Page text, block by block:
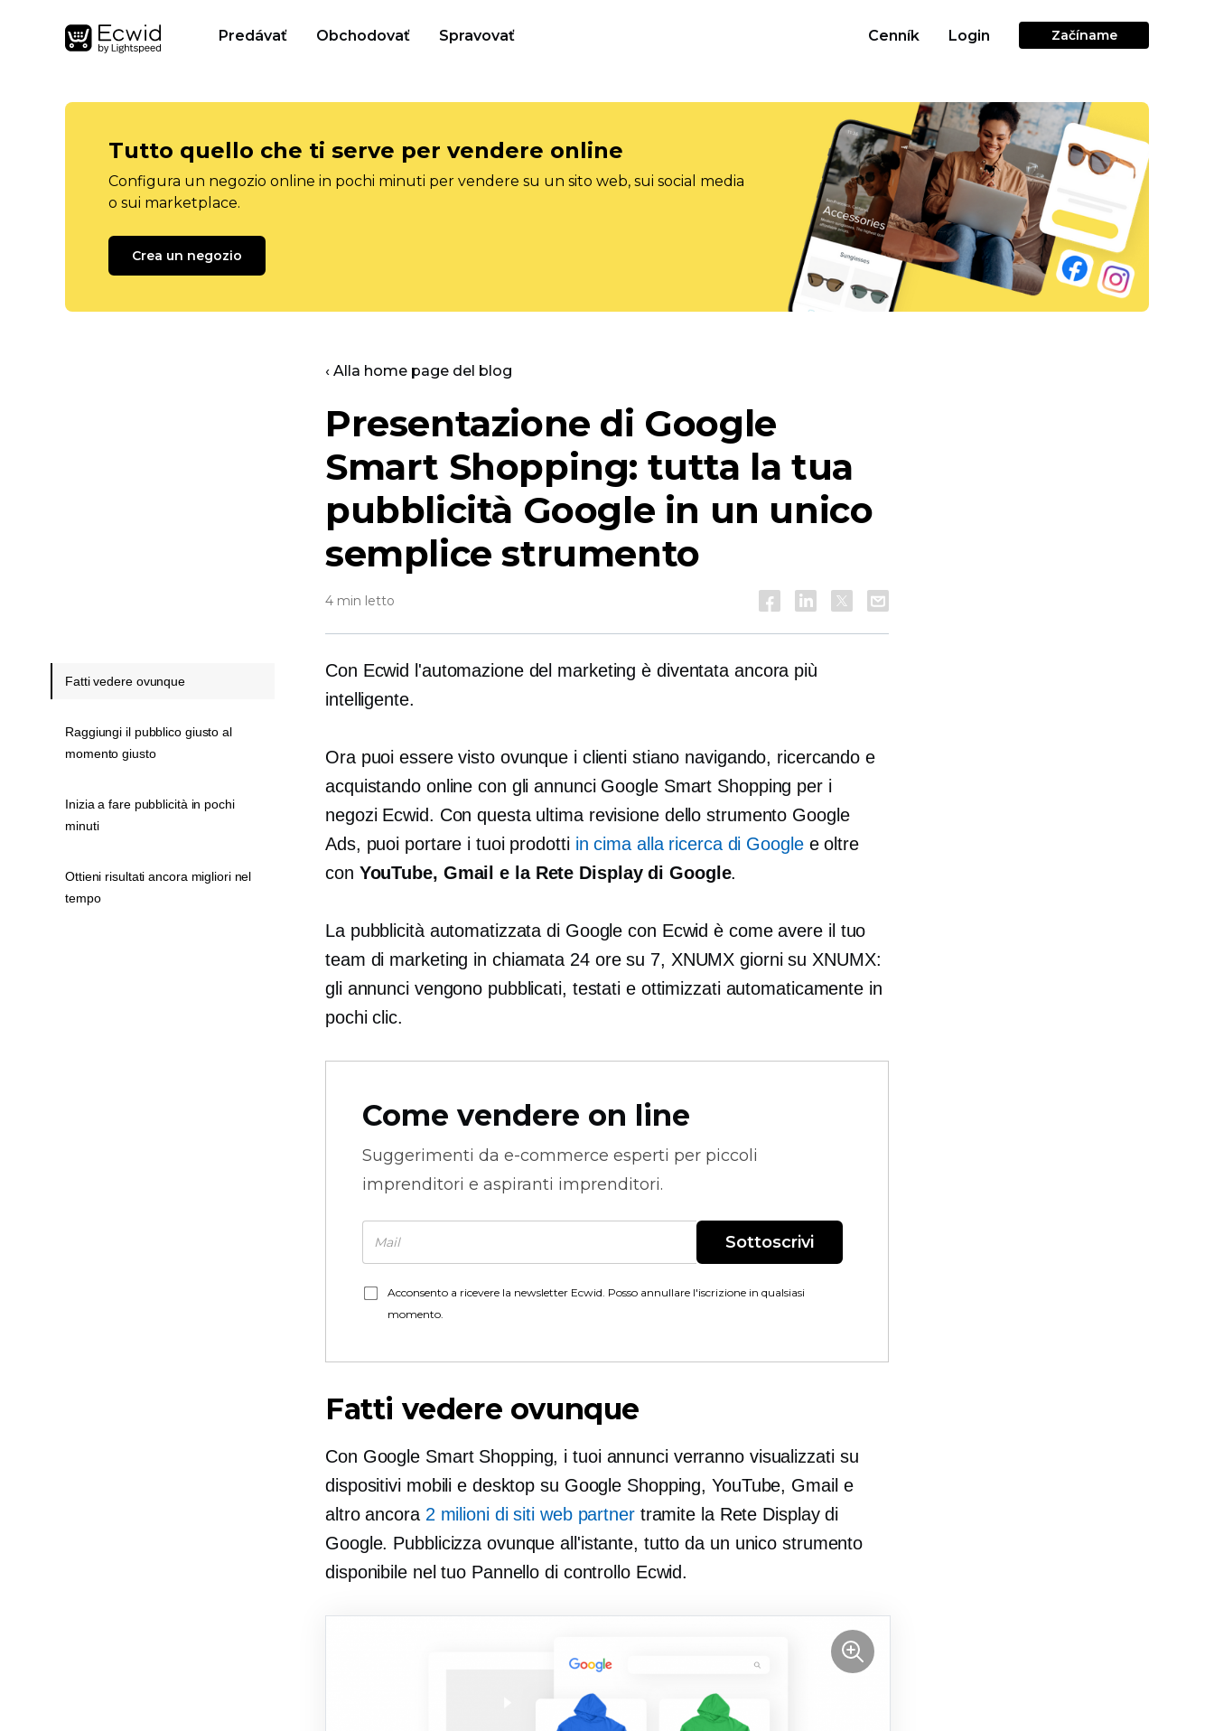
Predávať Obchodovať Spravovať Cenník Login Začíname
Tutto quello che ti serve per vendere online
Configura un negozio online in pochi minuti per vendere su un sito web, sui social media
o sui marketplace.
Crea un negozio
‹ Alla home page del blog
Presentazione di Google
Smart Shopping: tutta la tua
pubblicità Google in un unico
semplice strumento
4 min letto
Con Ecwid l'automazione del marketing è diventata ancora più
intelligente.
Ora puoi essere visto ovunque i clienti stiano navigando, ricercando e
acquistando online con gli annunci Google Smart Shopping per i
negozi Ecwid. Con questa ultima revisione dello strumento Google
Ads, puoi portare i tuoi prodotti in cima alla ricerca di Googlee oltre
con YouTube, Gmail e la Rete Display di Google.
La pubblicità automatizzata di Google con Ecwid è come avere il tuo
team di marketing in chiamata 24 ore su 7, XNUMX giorni su XNUMX:
gli annunci vengono pubblicati, testati e ottimizzati automaticamente in
pochi clic.
Come vendere on line
Suggerimenti da e-commerce esperti per piccoli
imprenditori e aspiranti imprenditori.
Sottoscrivi
Acconsento a ricevere la newsletter Ecwid. Posso annullare l'iscrizione in qualsiasi
momento.
Fatti vedere ovunque
Con Google Smart Shopping, i tuoi annunci verranno visualizzati su
dispositivi mobili e desktop su Google Shopping, YouTube, Gmail e
altro ancora 2 milioni di siti web partnertramite la Rete Display di
Google. Pubblicizza ovunque all'istante, tutto da un unico strumento
disponibile nel tuo Pannello di controllo Ecwid.
Fatti vedere ovunque
Raggiungi il pubblico giusto al
momento giusto
Inizia a fare pubblicità in pochi
minuti
Ottieni risultati ancora migliori nel
tempo